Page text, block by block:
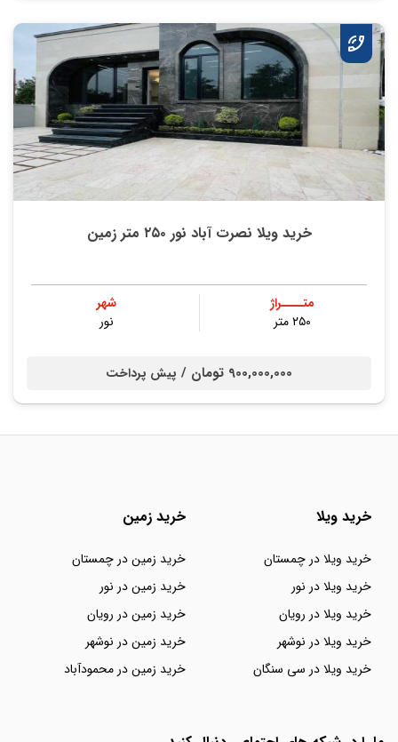
خرید ویلا نصرت آباد نور ۲۵۰ متر زمین
متــــراژ
۲۵۰ متر
شهر
نور
900,000,000 تومان / پیش پرداخت
خرید ویلا
خرید ویلا در چمستان
خرید ویلا در نور
خرید ویلا در رویان
خرید ویلا در نوشهر
خرید ویلا در سی سنگان
خرید زمین
خرید زمین در چمستان
خرید زمین در نور
خرید زمین در رویان
خرید زمین در نوشهر
خرید زمین در محمودآباد